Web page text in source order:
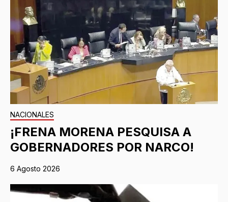
NACIONALES
¡FRENA MORENA PESQUISA A
GOBERNADORES POR NARCO!
6 Agosto 2026